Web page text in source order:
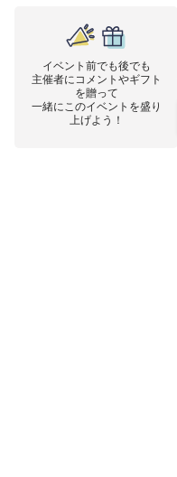
イベント前でも後でも
主催者にコメントやギフト
を贈って
一緒にこのイベントを盛り
上げよう！